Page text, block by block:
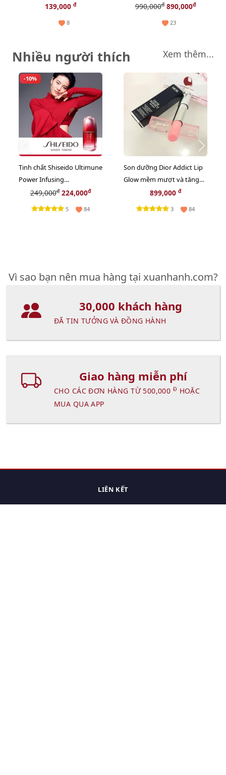
xương chắc khỏe, hàng nội
139,000 đ
8
Brightening Tone-Up bảo
990,000đ890,000đ
23
Nhiều người thích Xem thêm...
-10%
Tinh chất Shiseido Ultimune
Power Infusing
Concentrate khôi phục, tái
tạo da, 10ml
249,000đ224,000đ
5 84
Son dưỡng Dior Addict Lip
Glow mềm mượt và tăng
sắc môi, #001 Pink - hồng
tự nhiên (New)
899,000 đ
3 84
Vì sao bạn nên mua hàng tại xuanhanh.com?
30,000 khách hàng
ĐÃ TIN TƯỞNG VÀ ĐỒNG HÀNH
Giao hàng miễn phí
CHO CÁC ĐƠN HÀNG TỪ 500,000 Đ HOẶC
MUA QUA APP
LIÊN KẾT